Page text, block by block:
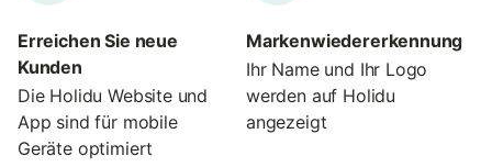
Erreichen Sie neue
Kunden
Die Holidu Website und
App sind für mobile
Geräte optimiert
Markenwiedererkennung
Ihr Name und Ihr Logo
werden auf Holidu
angezeigt